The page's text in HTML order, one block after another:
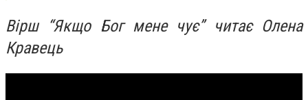
Вірш “Якщо Бог мене чує” читає Олена
Кравець